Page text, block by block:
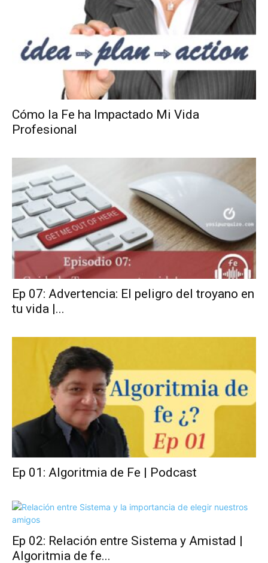
Cómo la Fe ha Impactado Mi Vida
Profesional
Ep 07: Advertencia: El peligro del troyano en
tu vida |...
Ep 01: Algoritmia de Fe | Podcast
Ep 02: Relación entre Sistema y Amistad |
Algoritmia de fe...